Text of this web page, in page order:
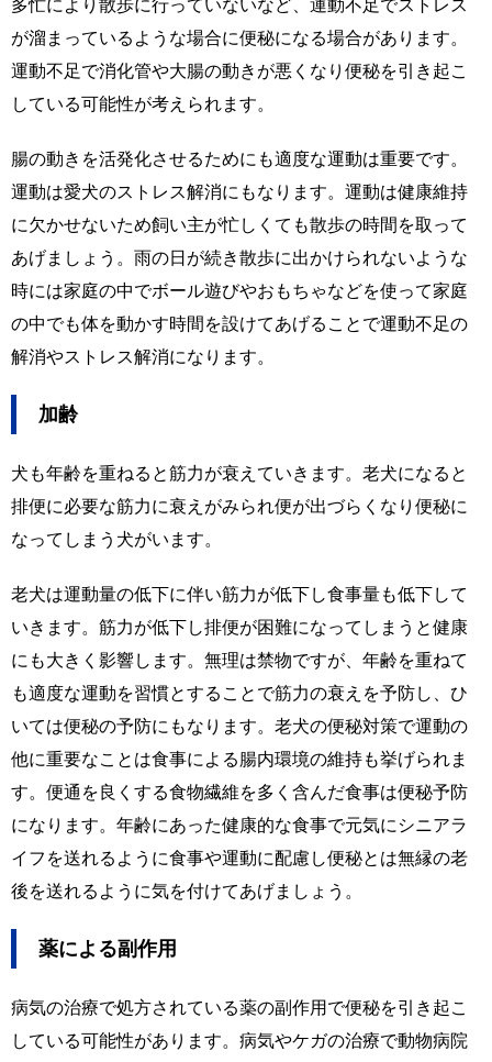
多忙により散歩に行っていないなど、運動不足でストレス
が溜まっているような場合に便秘になる場合があります。
運動不足で消化管や大腸の動きが悪くなり便秘を引き起こ
している可能性が考えられます。
腸の動きを活発化させるためにも適度な運動は重要です。
運動は愛犬のストレス解消にもなります。運動は健康維持
に欠かせないため飼い主が忙しくても散歩の時間を取って
あげましょう。雨の日が続き散歩に出かけられないような
時には家庭の中でボール遊びやおもちゃなどを使って家庭
の中でも体を動かす時間を設けてあげることで運動不足の
解消やストレス解消になります。
加齢
犬も年齢を重ねると筋力が衰えていきます。老犬になると
排便に必要な筋力に衰えがみられ便が出づらくなり便秘に
なってしまう犬がいます。
老犬は運動量の低下に伴い筋力が低下し食事量も低下して
いきます。筋力が低下し排便が困難になってしまうと健康
にも大きく影響します。無理は禁物ですが、年齢を重ねて
も適度な運動を習慣とすることで筋力の衰えを予防し、ひ
いては便秘の予防にもなります。老犬の便秘対策で運動の
他に重要なことは食事による腸内環境の維持も挙げられま
す。便通を良くする食物繊維を多く含んだ食事は便秘予防
になります。年齢にあった健康的な食事で元気にシニアラ
イフを送れるように食事や運動に配慮し便秘とは無縁の老
後を送れるように気を付けてあげましょう。
薬による副作用
病気の治療で処方されている薬の副作用で便秘を引き起こ
している可能性があります。病気やケガの治療で動物病院